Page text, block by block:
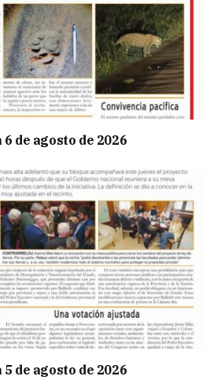
de agosto de 2026
de agosto de 2026